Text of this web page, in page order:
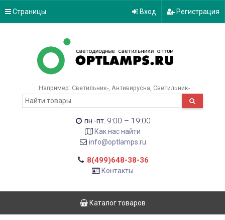
Страницы Вход Регистрация
Например: Светильник- Антивирусна Светильник-
пн.-пт. 9:00 – 19:00
Как нас найти
info@optlamps.ru
8(499)648-38-36
Контакты
Каталог товаров